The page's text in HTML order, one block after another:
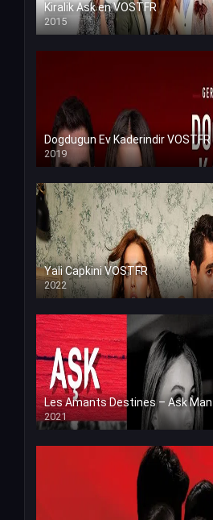
Kiralik Ask en VOSTFR
2015
Dogdugun Ev Kaderindir VOSTFR
2019
Yali Capkini VOSTFR
2022
2021